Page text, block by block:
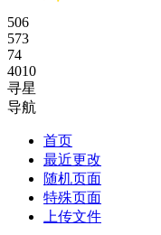
506
573
74
4010
寻星
导航
首页
最近更改
随机页面
特殊页面
上传文件